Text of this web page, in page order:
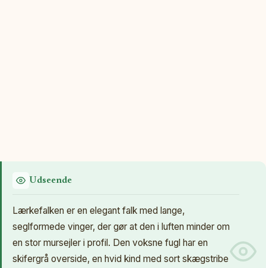
Udseende
Lærkefalken er en elegant falk med lange,
seglformede vinger, der gør at den i luften minder om
en stor mursejler i profil. Den voksne fugl har en
skifergrå overside, en hvid kind med sort skægstribe